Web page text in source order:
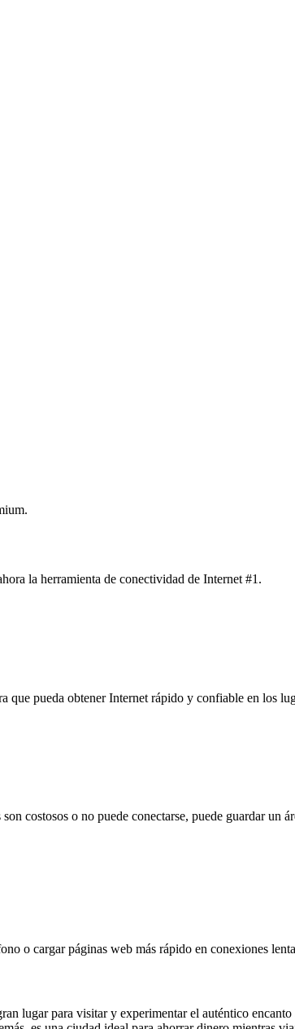
la herramienta de conectividad de Internet #1.
pueda obtener Internet rápido y confiable en los
costosos o no puede conectarse, puede guardar un
o cargar páginas web más rápido en conexiones
lugar para visitar y experimentar el auténtico